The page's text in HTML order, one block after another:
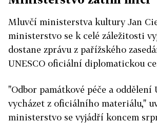
Mluvčí ministerstva kultury Jan
ministerstvo se k celé záležitosti
dostane zprávu z pařížského
UNESCO oficiální diplomatickou
"Odbor památkové péče a oddělení
vycházet z oficiálního materiálu,"
ministerstvo se vyjádří koncem